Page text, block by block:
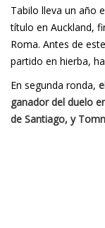
Tabilo lleva un año
título en Auckland,
Roma. Antes de
partido en hierba,
En segunda ronda,
ganador del duelo
de Santiago, y